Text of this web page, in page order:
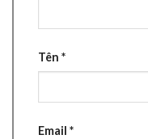
Tên *
Email *